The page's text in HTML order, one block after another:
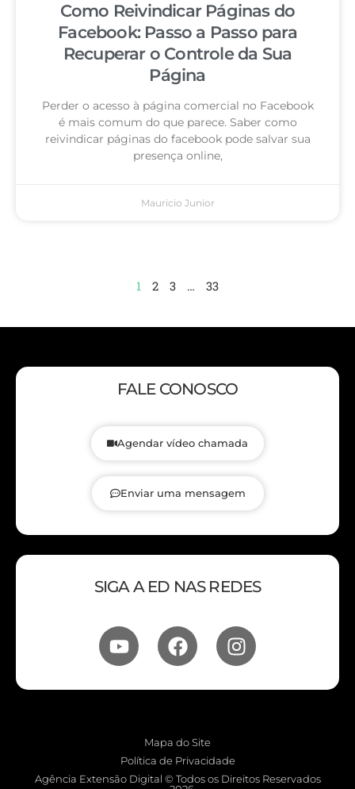
Como Reivindicar Páginas do
Facebook: Passo a Passo para
Recuperar o Controle da Sua
Página
Perder o acesso à página comercial no Facebook
é mais comum do que parece. Saber como
reivindicar páginas do facebook pode salvar sua
presença online,
Mauricio Junior
1 2 3 … 33
FALE CONOSCO
Agendar vídeo chamada
Enviar uma mensagem
SIGA A ED NAS REDES
Mapa do Site
Política de Privacidade
Agência Extensão Digital © Todos os Direitos Reservados